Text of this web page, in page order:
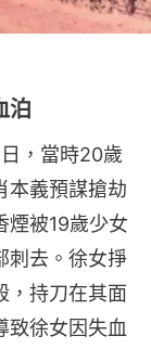
泊
，當時20歲
本義預謀搶劫
煙被19歲少女
刺去。徐女掙
，持刀在其面
致徐女因失血